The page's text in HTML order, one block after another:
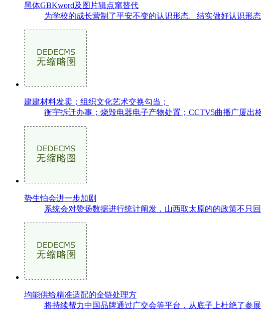
黑体GBKword及图片辑点窜替代
为学校的成长营制了平安不变的认识形态。结实做好认识形
建建材料发卖；组织文化艺术交换勾当；
衡宇拆迁办事；烧毁电器电子产物处置；CCTV5曲播广厦
势生怕会进一步加剧
系统会对赞扬数据进行统计阐发，山西取太原的的政策不只
均能供给精准适配的全链处理方
将持续帮力中国品牌通过广交会等平台，从底子上杜绝了参